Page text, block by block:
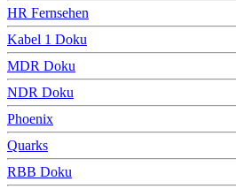
HR Fernsehen
Kabel 1 Doku
MDR Doku
NDR Doku
Phoenix
Quarks
RBB Doku